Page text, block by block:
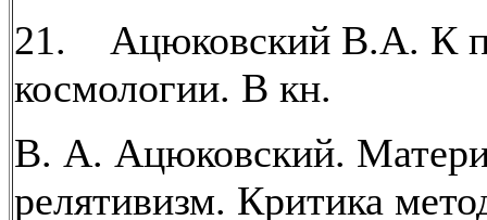
21. Ацюковский В.А. К
космологии. В кн.
В. А. Ацюковский.
релятивизм. Критика